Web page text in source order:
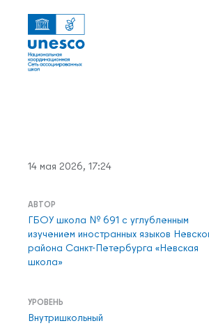
14 мая 2026, 17:24
АВТОР
ГБОУ школа № 691 с углубленным
изучением иностранных языков
района Санкт-Петербурга «Невская
школа»
УРОВЕНЬ
Внутришкольный